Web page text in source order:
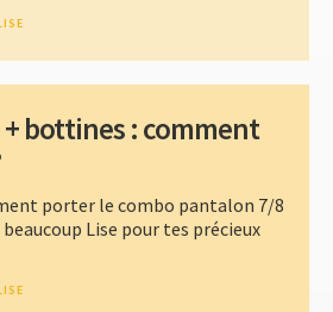
bottines : comment
porter le combo pantalon 7/8
Lise pour tes précieux